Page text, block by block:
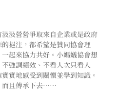
汲營營爭取來自企業或是政府
挹注，都希望是贊同協會理
起來協力共好。小螞蟻協會想
強調績效、不看人次只看人
實地感受到關懷並學到知識。
而且傳承下去⋯⋯